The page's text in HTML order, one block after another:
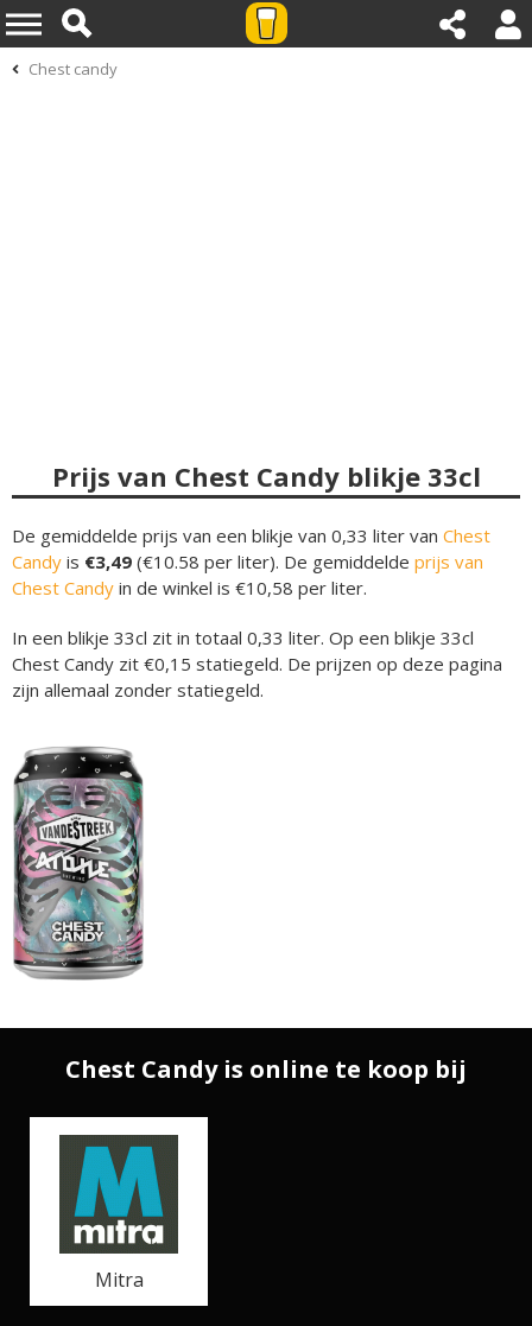
Chest candy
Prijs van Chest Candy blikje 33cl
De gemiddelde prijs van een blikje van 0,33 liter van Chest
Candy is €3,49 (€10.58 per liter). De gemiddelde prijs van
Chest Candy in de winkel is €10,58 per liter.
In een blikje 33cl zit in totaal 0,33 liter. Op een blikje 33cl
Chest Candy zit €0,15 statiegeld. De prijzen op deze pagina
zijn allemaal zonder statiegeld.
Chest Candy is online te koop bij
Mitra